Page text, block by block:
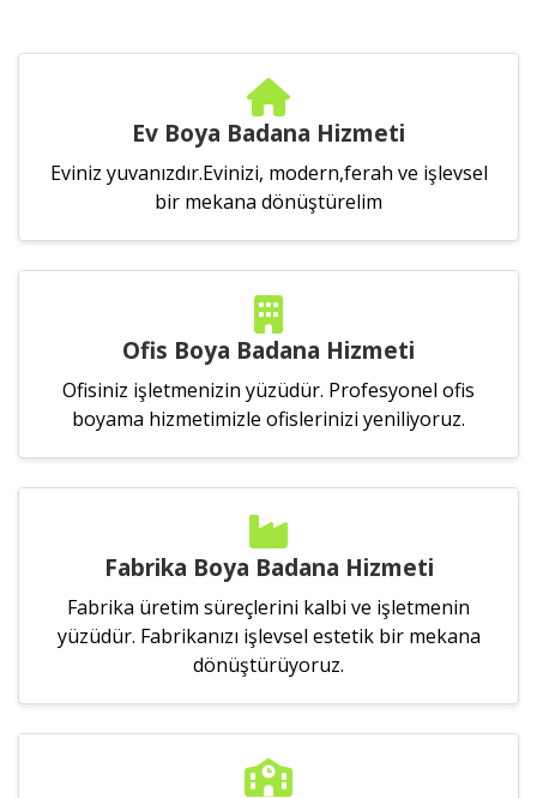
Ev Boya Badana Hizmeti
Eviniz yuvanızdır.Evinizi, modern,ferah ve işlevsel
bir mekana dönüştürelim
Ofis Boya Badana Hizmeti
Ofisiniz işletmenizin yüzüdür. Profesyonel ofis
boyama hizmetimizle ofislerinizi yeniliyoruz.
Fabrika Boya Badana Hizmeti
Fabrika üretim süreçlerini kalbi ve işletmenin
yüzüdür. Fabrikanızı işlevsel estetik bir mekana
dönüştürüyoruz.